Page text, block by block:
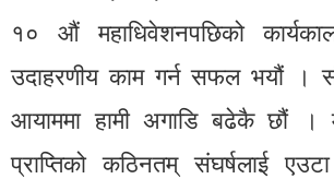
१० औं महाधिवेशनपछिको
उदाहरणीय काम गर्न सफल भयौं ।
आयाममा हामी अगाडि बढेकै छौं ।
प्राप्तिको कठिनतम् संघर्षलाई